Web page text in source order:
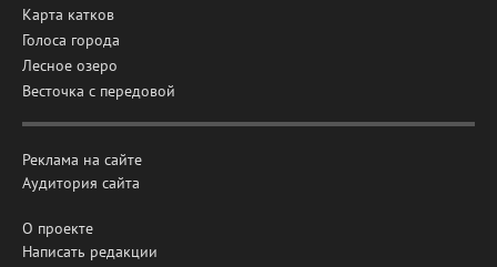
Карта катков
Голоса города
Лесное озеро
Весточка с передовой
Реклама на сайте
Аудитория сайта
О проекте
Написать редакции